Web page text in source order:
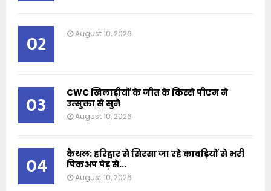
02 August 10, 2026
03
CWC खिलाड़ीयों के जीत के किस्से पीएम ने
उत्सुक्ता से सुने
August 10, 2026
04
कैथल: हरिद्वार से सिरसा जा रहे कावड़ियों से भरी
पिकअप पेड़ से...
August 10, 2026